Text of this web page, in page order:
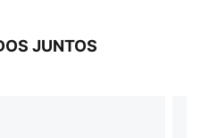
JUNTOS